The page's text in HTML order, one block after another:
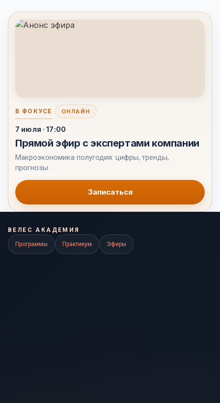
В ФОКУСЕ ОНЛАЙН
7 июля · 17:00
Прямой эфир с экспертами компании
Макроэкономика полугодия: цифры, тренды,
прогнозы.
Записаться
ВЕЛЕС АКАДЕМИЯ
Программы Практикум Эфиры